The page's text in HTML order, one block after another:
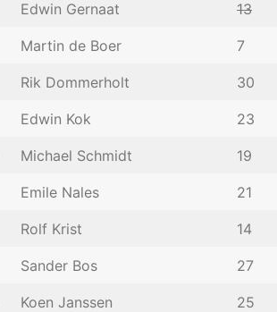
Edwin Gernaat 13
Martin de Boer 7
Rik Dommerholt 30
Edwin Kok 23
Michael Schmidt 19
Emile Nales 21
Rolf Krist 14
Sander Bos 27
Koen Janssen 25